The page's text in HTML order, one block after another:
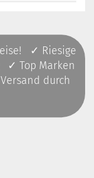
✓ Riesige
✓ Top Marken
durch